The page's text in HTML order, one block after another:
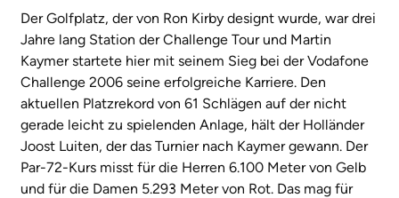
Der Golfplatz, der von Ron Kirby designt wurde, war drei
Jahre lang Station der Challenge Tour und Martin
Kaymer startete hier mit seinem Sieg bei der Vodafone
Challenge 2006 seine erfolgreiche Karriere. Den
aktuellen Platzrekord von 61 Schlägen auf der nicht
gerade leicht zu spielenden Anlage, hält der Holländer
Joost Luiten, der das Turnier nach Kaymer gewann. Der
Par-72-Kurs misst für die Herren 6.100 Meter von Gelb
und für die Damen 5.293 Meter von Rot. Das mag für